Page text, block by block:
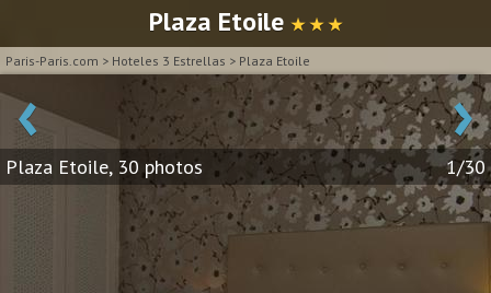
Plaza Etoile ★ ★ ★
Paris-Paris.com > Hoteles 3 Estrellas > Plaza Etoile
‹ ›
Plaza Etoile, 30 photos 1/30